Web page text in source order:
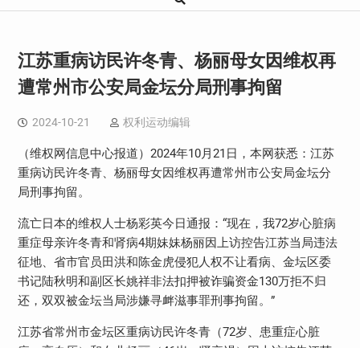
江苏重病访民许冬青、杨丽母女因维权再
遭常州市公安局金坛分局刑事拘留
2024-10-21 权利运动编辑
（维权网信息中心报道）2024年10月21日，本网获悉：江苏
重病访民许冬青、杨丽母女因维权再遭常州市公安局金坛分
局刑事拘留。
流亡日本的维权人士杨彩英今日通报：“现在，我72岁心脏病
重症母亲许冬青和肾病4期妹妹杨丽因上访控告江苏当局违法
征地、省市官员田洪和陈金虎侵犯人权不让看病、金坛区委
书记陆秋明和副区长姚祥非法扣押被诈骗资金130万拒不归
还，双双被金坛当局涉嫌寻衅滋事罪刑事拘留。”
江苏省常州市金坛区重病访民许冬青（72岁、患重症心脏